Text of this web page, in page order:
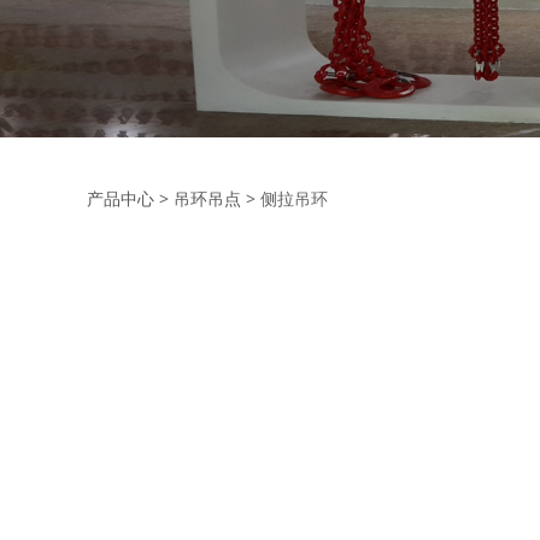
侧拉吊环
产品中心 > 吊环吊点 > 侧拉吊环